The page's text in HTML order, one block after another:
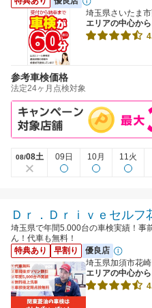
埼玉県さいたま
エリアの中心から
参考車検価格
法定24ヶ月点検対象
08/08土 09日 10月 11火
Ｄｒ．Ｄｒｉｖｅセルフ
埼玉県で年間5.000台の車検実績！事
ん！代車も無料！
特典あり
早割り
優良店
埼玉県加須市花
エリアの中心から